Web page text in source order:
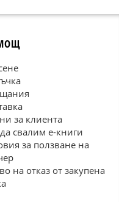
за клиента
свалим е-книги
за ползване на
на отказ от закупена